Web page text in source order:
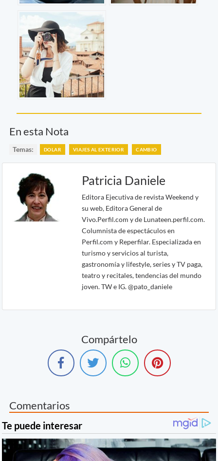
En esta Nota
Temas: DOLAR VIAJES AL EXTERIOR CAMBIO
Patricia Daniele
Editora Ejecutiva de revista Weekend y
su web, Editora General de
Vivo.Perfil.com y de Lunateen.perfil.com.
Columnista de espectáculos en
Perfil.com y Reperfilar. Especializada en
turismo y servicios al turista,
gastronomía y lifestyle, series y TV paga,
teatro y recitales, tendencias del mundo
joven. TW e IG. @pato_daniele
Compártelo
Comentarios